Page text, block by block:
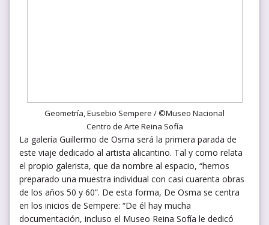
Geometría, Eusebio Sempere / ©Museo Nacional
Centro de Arte Reina Sofía
La galería Guillermo de Osma será la primera parada de
este viaje dedicado al artista alicantino. Tal y como relata
el propio galerista, que da nombre al espacio, “hemos
preparado una muestra individual con casi cuarenta obras
de los años 50 y 60”. De esta forma, De Osma se centra
en los inicios de Sempere: “De él hay mucha
documentación, incluso el Museo Reina Sofía le dedicó